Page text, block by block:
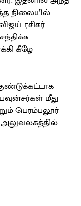
நிலையில்
ரசிகர்
கீழே
மீது
பெரம்பலூர்